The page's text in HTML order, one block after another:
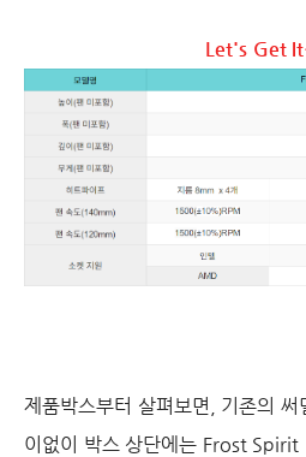
Let's Get
제품박스부터 살펴보면, 기존의
이없이 박스 상단에는 Frost